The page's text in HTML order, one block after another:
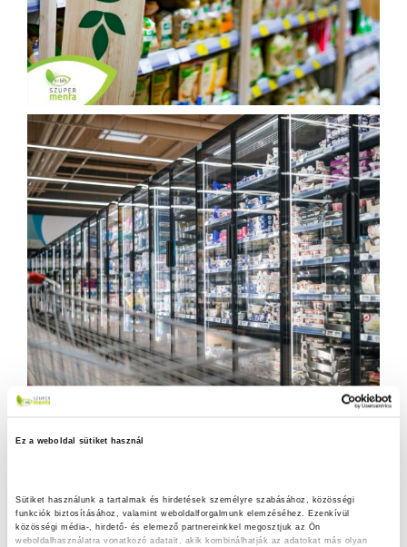
Ez a weboldal sütiket használ
Sütiket használunk a tartalmak és hirdetések személyre szabásához, közösségi
funkciók biztosításához, valamint weboldalforgalmunk elemzéséhez. Ezenkívül
közösségi média-, hirdető- és elemező partnereinkkel megosztjuk az Ön
weboldalhasználatra vonatkozó adatait, akik kombinálhatják az adatokat más olyan